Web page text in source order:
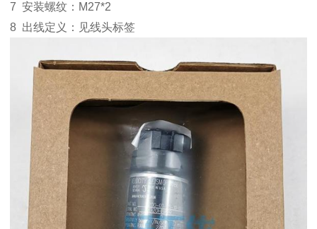
7 安装螺纹：M27*2
8 出线定义：见线头标签